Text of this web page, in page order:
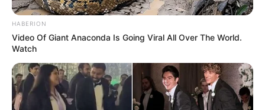
HABERION
Video Of Giant Anaconda Is Going Viral All Over The World.
Watch